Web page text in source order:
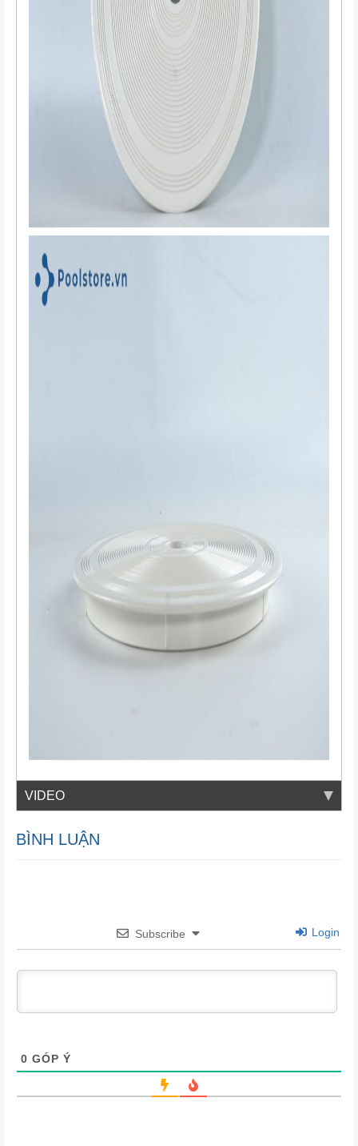
VIDEO
BÌNH LUẬN
Subscribe Login
0 GÓP Ý